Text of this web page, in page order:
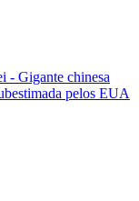
- Gigante chinesa
pelos EUA